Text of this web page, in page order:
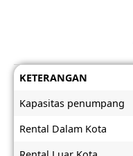
KETERANGAN
Kapasitas penumpang
Rental Dalam Kota